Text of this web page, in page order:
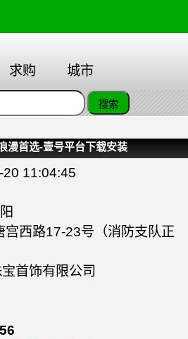
求购 城市
漫首选-壹号平台下载安装
11:04:45
宫西路17-23号（消防支队正
首饰有限公司